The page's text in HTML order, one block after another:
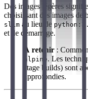
Des images légères
choisissant des images de
slim au lieu de
et de démarrage.
À retenir :
alpine. Les
stage builds) sont
approfondies.